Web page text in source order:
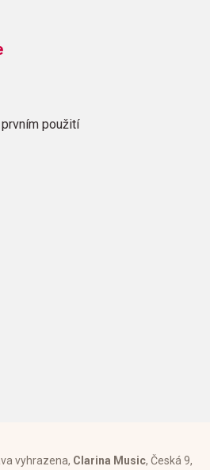
použití
vyhrazena, Clarina Music, Česká 9,